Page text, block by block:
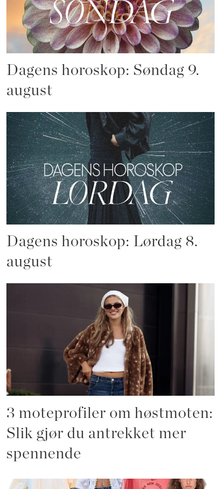
Dagens horoskop: Søndag 9.
august
Dagens horoskop: Lørdag 8.
august
3 moteprofiler om høstmoten:
Slik gjør du antrekket mer
spennende